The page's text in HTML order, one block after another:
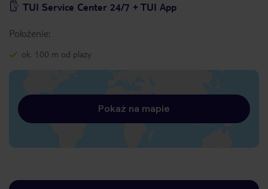
TUI Service Center 24/7 + TUI App
Położenie:
ok. 100 m od plaży
Pokaż na mapie